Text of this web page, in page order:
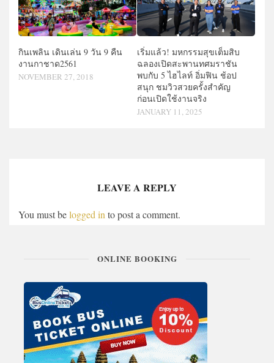
กินเพลิน เดินเล่น 9 วัน 9 คืน
งานกาชาด2561
NOVEMBER 27, 2018
เริ่มแล้ว! มหกรรมสุขเต็มสิบ
ฉลองเปิดสะพานทศมราชัน
พบกับ 5 ไฮไลท์ อิ่มฟิน ช้อป
สนุก ชมวิวสวยครั้งสำคัญ
ก่อนเปิดใช้งานจริง
JANUARY 11, 2025
LEAVE A REPLY
You must belogged into post a comment.
ONLINE BOOKING